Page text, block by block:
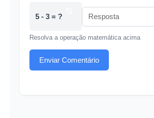
5 - 3 = ?
Resolva a operação matemática acima
Enviar Comentário